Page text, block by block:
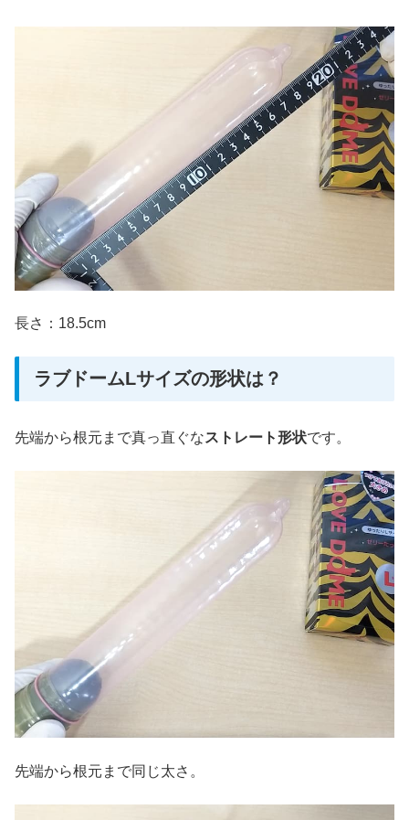
長さ：18.5cm
ラブドームLサイズの形状は？
先端から根元まで真っ直ぐなストレート形状です。
先端から根元まで同じ太さ。